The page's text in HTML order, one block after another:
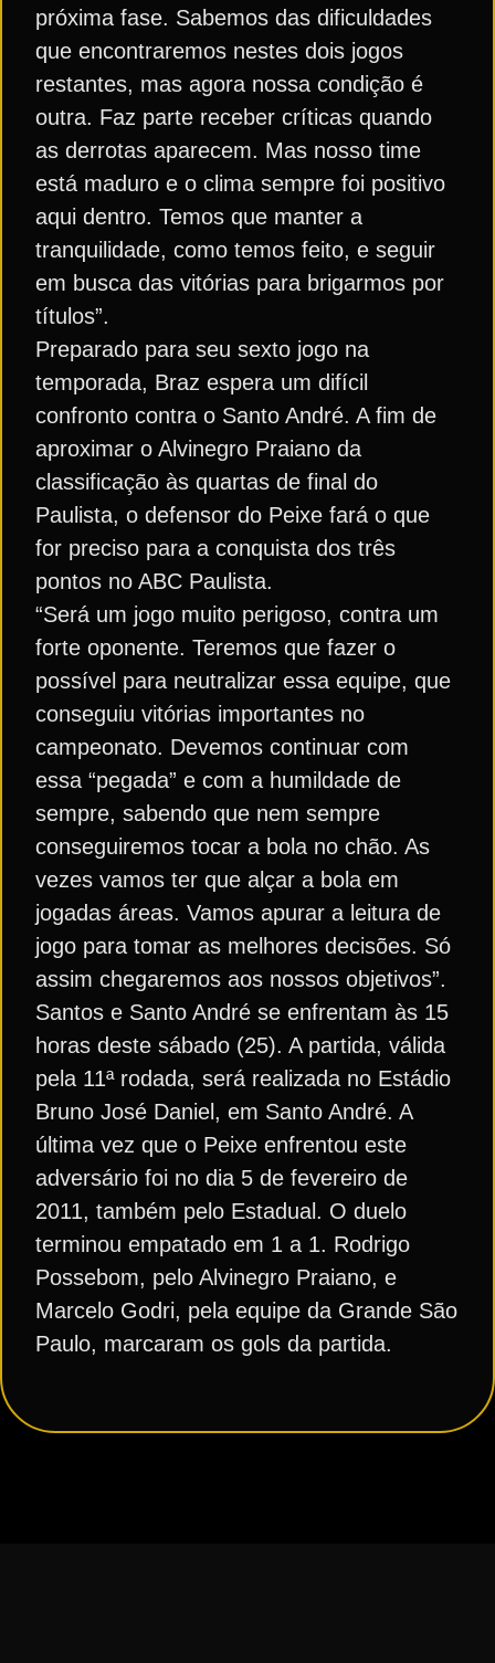
próxima fase. Sabemos das dificuldades
que encontraremos nestes dois jogos
restantes, mas agora nossa condição é
outra. Faz parte receber críticas quando
as derrotas aparecem. Mas nosso time
está maduro e o clima sempre foi positivo
aqui dentro. Temos que manter a
tranquilidade, como temos feito, e seguir
em busca das vitórias para brigarmos por
títulos”.
Preparado para seu sexto jogo na
temporada, Braz espera um difícil
confronto contra o Santo André. A fim de
aproximar o Alvinegro Praiano da
classificação às quartas de final do
Paulista, o defensor do Peixe fará o que
for preciso para a conquista dos três
pontos no ABC Paulista.
“Será um jogo muito perigoso, contra um
forte oponente. Teremos que fazer o
possível para neutralizar essa equipe, que
conseguiu vitórias importantes no
campeonato. Devemos continuar com
essa “pegada” e com a humildade de
sempre, sabendo que nem sempre
conseguiremos tocar a bola no chão. As
vezes vamos ter que alçar a bola em
jogadas áreas. Vamos apurar a leitura de
jogo para tomar as melhores decisões. Só
assim chegaremos aos nossos objetivos”.
Santos e Santo André se enfrentam às 15
horas deste sábado (25). A partida, válida
pela 11ª rodada, será realizada no Estádio
Bruno José Daniel, em Santo André. A
última vez que o Peixe enfrentou este
adversário foi no dia 5 de fevereiro de
2011, também pelo Estadual. O duelo
terminou empatado em 1 a 1. Rodrigo
Possebom, pelo Alvinegro Praiano, e
Marcelo Godri, pela equipe da Grande São
Paulo, marcaram os gols da partida.